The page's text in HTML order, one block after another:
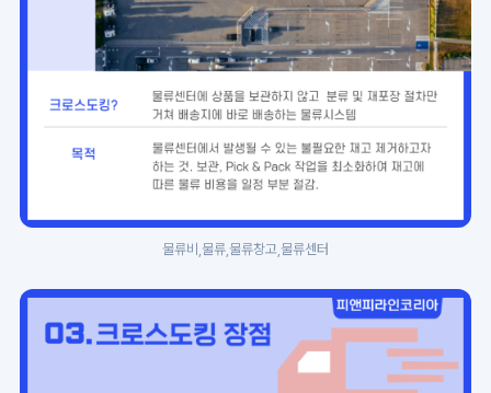
물류비,물류,물류창고,물류센터